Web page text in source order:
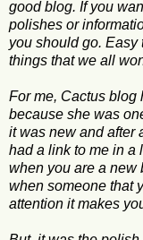
good blog. If you
polishes or
you should go. Easy
things that we all
For me, Cactus blog
because she was
it was new and after
had a link to me in a
when you are a new
when someone that
attention it makes